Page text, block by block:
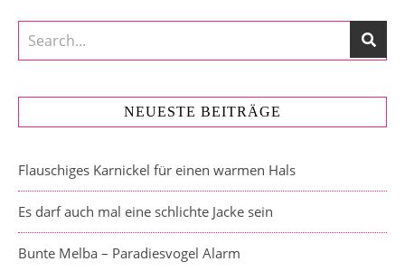
NEUESTE BEITRÄGE
Flauschiges Karnickel für einen warmen Hals
Es darf auch mal eine schlichte Jacke sein
Bunte Melba – Paradiesvogel Alarm